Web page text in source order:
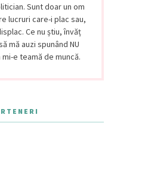
Sunt doar un om
lucruri care-i plac sau,
Ce nu știu, învăț
mă auzi spunând NU
e teamă de muncă.